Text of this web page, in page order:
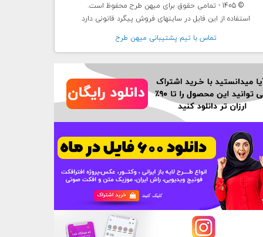
© 1405 - تمامی حقوق برای میهن طرح محفوظ است.
استفاده از این فایل در سایتهای فروش پیگرد قانونی دارد
تماس با تيم پشتيبانی ميهن طرح